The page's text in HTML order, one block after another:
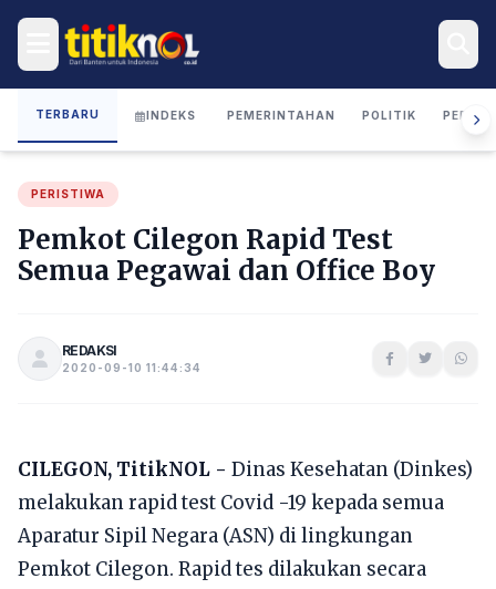
TERBARU INDEKS PEMERINTAHAN POLITIK
PERISTIWA
Pemkot Cilegon Rapid Test
Semua Pegawai dan Office Boy
REDAKSI
2020-09-10 11:44:34
CILEGON, TitikNOL - Dinas Kesehatan (Dinkes)
melakukan rapid test Covid -19 kepada semua
Aparatur Sipil Negara (ASN) di lingkungan
Pemkot Cilegon. Rapid tes dilakukan secara